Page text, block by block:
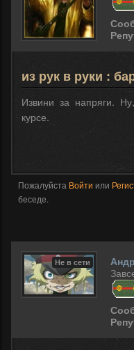
из рук в руки :
Извини за напряги.
курсе.
Пожалуйста Войти или
беседе.
Не в сети